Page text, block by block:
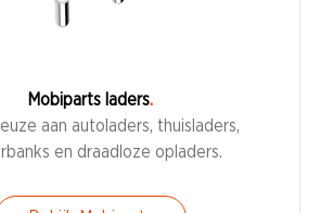
Mobiparts laders
aan autoladers, thuisladers,
en draadloze opladers.